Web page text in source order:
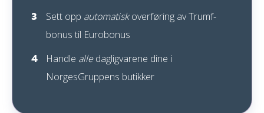
Sett opp automatiskoverføring av Trumf-
bonus til Eurobonus
Handle alledagligvarene dine i
NorgesGruppens butikker